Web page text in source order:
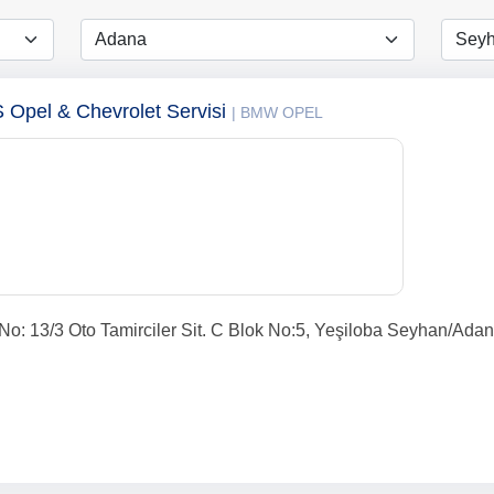
Opel & Chevrolet Servisi | BMW OPEL
13/3 Oto Tamirciler Sit. C Blok No:5, Yeşiloba Seyhan/